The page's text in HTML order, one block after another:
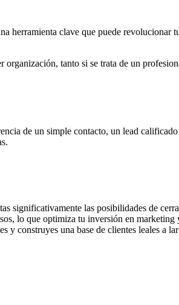
herramienta clave que puede revolucionar
tanto si se trata de un
de un simple contacto, un lead
significativamente las posibilidades de
lo que optimiza tu inversión en marketing
y construyes una base de clientes leales a